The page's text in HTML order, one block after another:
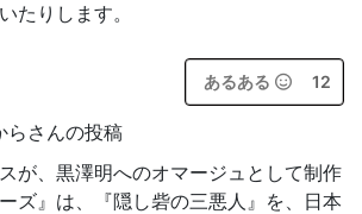
たりします。
あるある 12
らさんの投稿
が、黒澤明へのオマージュとして制作
ズ』は、『隠し砦の三悪人』を、日本